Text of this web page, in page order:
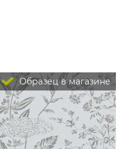
Образец в магазине